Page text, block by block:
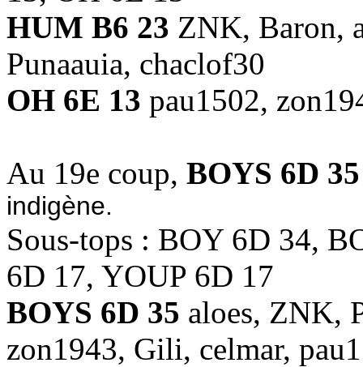
HUM B6 23 ZNK, Baron,
Punaauia, chaclof30
OH 6E 13 pau1502,
Au 19e coup, BOYS 6D 35
indigène.
Sous-tops : BOY 6D 34,
6D 17, YOUP 6D 17
BOYS 6D 35 aloes, ZNK,
zon1943, Gili, celmar,